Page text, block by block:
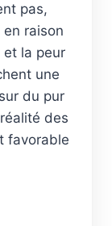
pas,
en raison
et la peur
une
du pur
des
favorable